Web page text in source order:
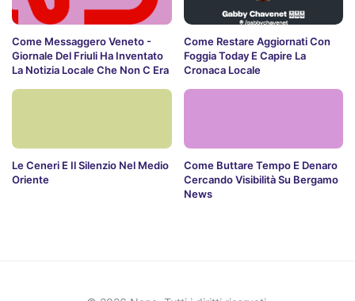
Come Messaggero Veneto -
Giornale Del Friuli Ha Inventato
La Notizia Locale Che Non C Era
Come Restare Aggiornati Con
Foggia Today E Capire La
Cronaca Locale
Le Ceneri E Il Silenzio Nel Medio
Oriente
Come Buttare Tempo E Denaro
Cercando Visibilità Su Bergamo
News